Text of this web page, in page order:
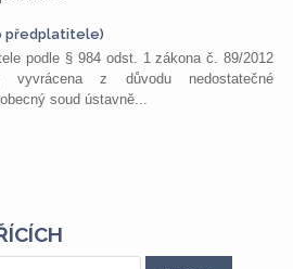
předplatitele)
podle § 984 odst. 1 zákona č. 89/2012
vyvrácena z důvodu nedostatečné
soud ústavně...